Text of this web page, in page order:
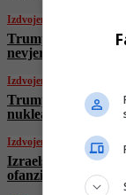
Izdvojeno
Trump o invaziji
nevjerovatna
Izdvojeno
Trump: “Teheran
nuklearnog oružja”
Izdvojeno
Izraelska vojska
ofanzive’ na jugu